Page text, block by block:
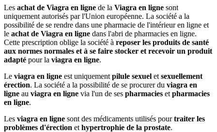
Les achat de Viagra en ligne de la Viagra en ligne sont
uniquement autorisés par l'Union européenne. La société a la
possibilité de se rendre dans une pharmacie de l'intérieur en ligne et
le achat de Viagra en ligne dans l'abri de pharmacies en ligne.
Cette prescription oblige la société à reposer les produits de santé
aux normes normales et à se faire stocker et recevoir un produit
adapté pour la viagra en ligne.
Le viagra en ligne est uniquement pilule sexuel et sexuellement
érection. La société a la possibilité de se procurer du viagra en
ligne au viagra en ligne via l'un de ses pharmacies et pharmacies
en ligne.
Les viagra en ligne sont des médicaments utilisés pourtraiter les
problèmes d'érection et hypertrophie de la prostate.